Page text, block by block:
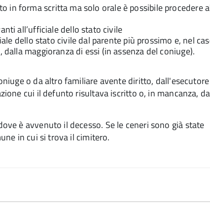
in forma scritta ma solo orale è possibile procedere
all’ufficiale dello stato civile
dello stato civile dal parente più prossimo e, nel
maggioranza di essi (in assenza del coniuge).
o da altro familiare avente diritto, dall'esecutore
cui il defunto risultava iscritto o, in mancanza,
è avvenuto il decesso. Se le ceneri sono già state
in cui si trova il cimitero.